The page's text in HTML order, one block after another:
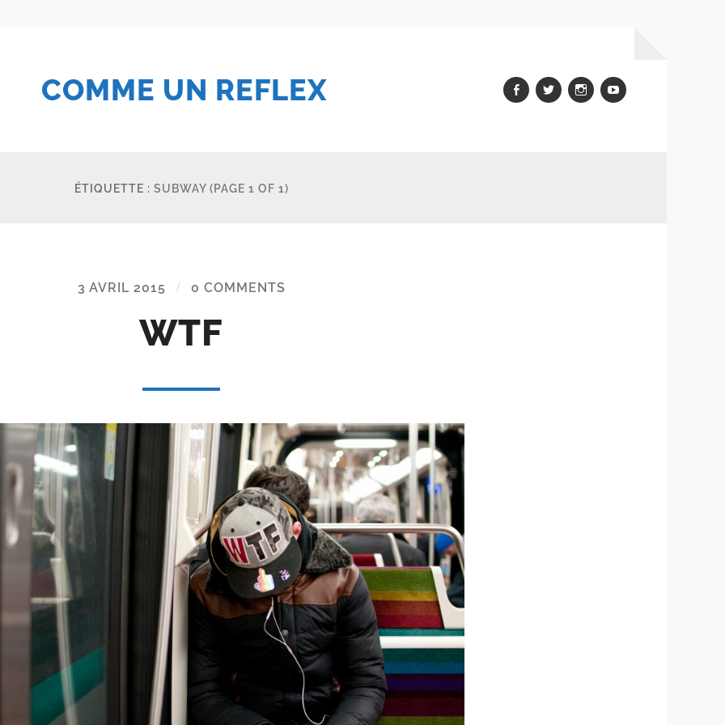
COMME UN REFLEX Facebook
TwitterInstagram
youtube
ÉTIQUETTE : SUBWAY (PAGE 1 OF 1)
3 AVRIL 2015 / 0 COMMENTS
WTF